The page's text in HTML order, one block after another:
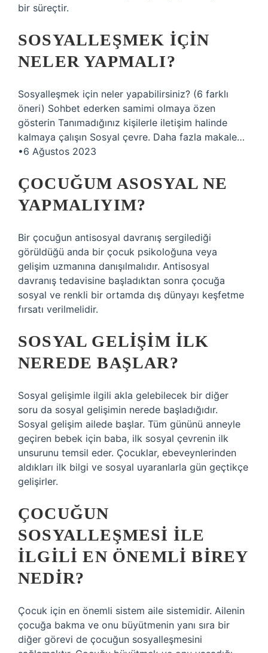
bir süreçtir.
SOSYALLEŞMEK IÇIN
NELER YAPMALI?
Sosyalleşmek için neler yapabilirsiniz? (6 farklı
öneri) Sohbet ederken samimi olmaya özen
gösterin Tanımadığınız kişilerle iletişim halinde
kalmaya çalışın Sosyal çevre. Daha fazla makale…
•6 Ağustos 2023
ÇOCUĞUM ASOSYAL NE
YAPMALIYIM?
Bir çocuğun antisosyal davranış sergilediği
görüldüğü anda bir çocuk psikoloğuna veya
gelişim uzmanına danışılmalıdır. Antisosyal
davranış tedavisine başladıktan sonra çocuğa
sosyal ve renkli bir ortamda dış dünyayı keşfetme
fırsatı verilmelidir.
SOSYAL GELIŞIM ILK
NEREDE BAŞLAR?
Sosyal gelişimle ilgili akla gelebilecek bir diğer
soru da sosyal gelişimin nerede başladığıdır.
Sosyal gelişim ailede başlar. Tüm gününü anneyle
geçiren bebek için baba, ilk sosyal çevrenin ilk
unsurunu temsil eder. Çocuklar, ebeveynlerinden
aldıkları ilk bilgi ve sosyal uyaranlarla gün geçtikçe
gelişirler.
ÇOCUĞUN
SOSYALLEŞMESI ILE
ILGILI EN ÖNEMLI BIREY
NEDIR?
Çocuk için en önemli sistem aile sistemidir. Ailenin
çocuğa bakma ve onu büyütmenin yanı sıra bir
diğer görevi de çocuğun sosyalleşmesini